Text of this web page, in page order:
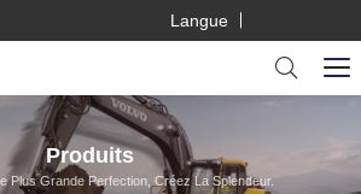
Langue
Produits
Plus Grande Perfection, Créez La Splendeur.